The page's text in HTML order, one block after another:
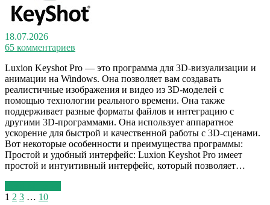
18.07.2026
65 комментариев
Luxion Keyshot Pro — это программа для 3D-визуализации и
анимации на Windows. Она позволяет вам создавать
реалистичные изображения и видео из 3D-моделей с
помощью технологии реального времени. Она также
поддерживает разные форматы файлов и интеграцию с
другими 3D-программами. Она использует аппаратное
ускорение для быстрой и качественной работы с 3D-сценами.
Вот некоторые особенности и преимущества программы:
Простой и удобный интерфейс: Luxion Keyshot Pro имеет
простой и интуитивный интерфейс, который позволяет…
1 2 3 … 10